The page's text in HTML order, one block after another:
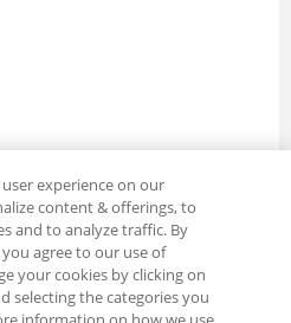
experience on our
content & offerings, to
and to analyze traffic. By
you agree to our use of
your cookies by clicking on
selecting the categories you